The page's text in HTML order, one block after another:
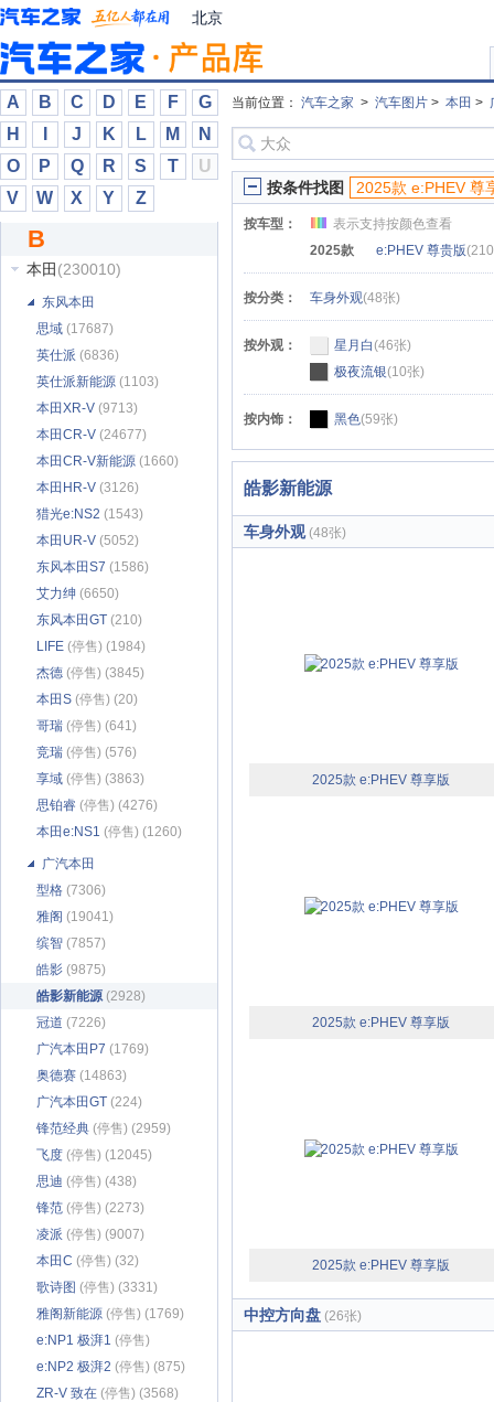
北京
A B C D E F
G
H
J K L M
N
O
P Q R S T
U
V
W X Y Z
北汽昌河
(7708)
北汽道达(33)
北汽幻速(9548)
北汽瑞翔
(2853)
北汽泰普(345)
北汽威旺(6041)
北汽新能源(6791)
奔驰(682127)
奔腾
本田 (230010)
东风本田
思域 (17687)
英仕派 (6836)
英仕派新能源 (1103)
本田XR-V (9713)
本田CR-V (24677)
本田CR-V新能源 (1660)
本田HR-V (3126)
猎光e:NS2 (1543)
本田UR-V (5052)
东风本田S7 (1586)
艾力绅 (6650)
东风本田GT (210)
LIFE (停售) (1984)
杰德 (停售) (3845)
本田S (停售) (20)
哥瑞 (停售) (641)
竞瑞 (停售) (576)
享域 (停售) (3863)
思铂睿 (停售) (4276)
本田e:NS1 (停售) (1260)
广汽本田
型格 (7306)
雅阁 (19041)
缤智 (7857)
皓影 (9875)
皓影新能源 (2928)
冠道 (7226)
广汽本田P7 (1769)
奥德赛 (14863)
广汽本田GT (224)
锋范经典 (停售) (2959)
飞度 (停售) (12045)
思迪 (停售) (438)
锋范 (停售) (2273)
凌派 (停售) (9007)
本田C (停售) (32)
歌诗图 (停售) (3331)
雅阁新能源 (停售) (1769)
e:NP1 极湃1 (停售)
(1343)
e:NP2 极湃2 (停售) (875)
ZR-V 致在 (停售) (3568)
B
当前位置： 汽车之家 > 汽车图片 > 本田 >
按条件找图 2025款 e:PHEV 尊
按车型：
表示支持按颜色查看
2025款
e:PHEV 尊贵版
按分类： 车身外观(48张)
按外观： 星月白(46张)
极夜流银(10张)
按内饰： 黑色(59张)
皓影新能源
车身外观(48张)
2025款 e:PHEV 尊享版
2025款 e:PHEV 尊享版
2025款 e:PHEV 尊享版
中控方向盘 (26张)